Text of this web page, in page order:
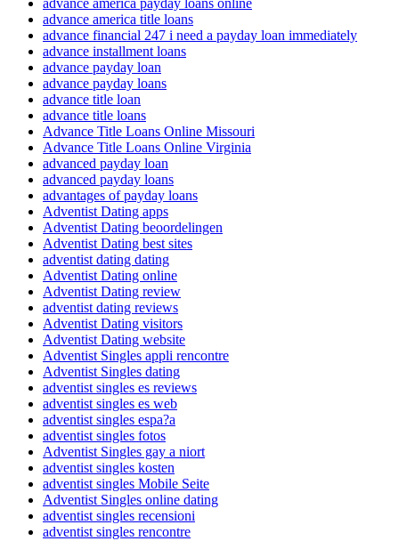
advance america title loans
advance financial 247 i need a payday loan immediately
advance installment loans
advance payday loan
advance payday loans
advance title loan
advance title loans
Advance Title Loans Online Missouri
Advance Title Loans Online Virginia
advanced payday loan
advanced payday loans
advantages of payday loans
Adventist Dating apps
Adventist Dating beoordelingen
Adventist Dating best sites
adventist dating dating
Adventist Dating online
Adventist Dating review
adventist dating reviews
Adventist Dating visitors
Adventist Dating website
Adventist Singles appli rencontre
Adventist Singles dating
adventist singles es reviews
adventist singles es web
adventist singles espa?a
adventist singles fotos
Adventist Singles gay a niort
adventist singles kosten
adventist singles Mobile Seite
Adventist Singles online dating
adventist singles recensioni
adventist singles rencontre